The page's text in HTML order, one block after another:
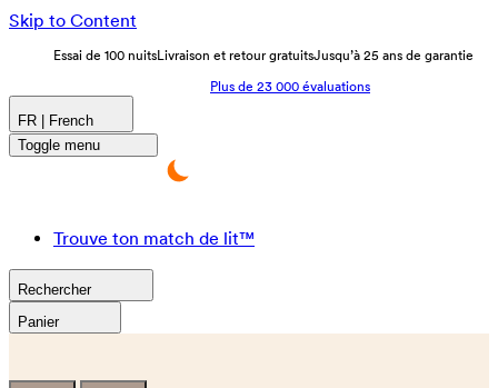
Skip to Content
Essai de 100 nuitsLivraison et retour gratuitsJusqu’à 25 ans de garantie
Plus de 23 000 évaluations
FR | French
Toggle menu
Trouve ton match de lit™
Rechercher
Panier